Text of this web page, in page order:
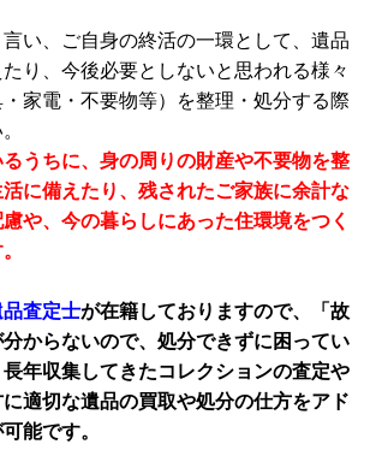
い、ご自身の終活の一環として、遺品
り、今後必要としないと思われる様々
家電・不要物等）を整理・処分する際
うちに、身の周りの財産や不要物を整
に備えたり、残されたご家族に余計な
や、今の暮らしにあった住環境をつく
品査定士が在籍しておりますので、「故
からないので、処分できずに困ってい
年収集してきたコレクションの査定や
適切な遺品の買取や処分の仕方をアド
能です。